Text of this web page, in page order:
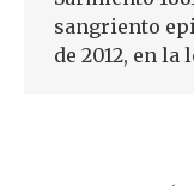
sangriento
de 2012, en la